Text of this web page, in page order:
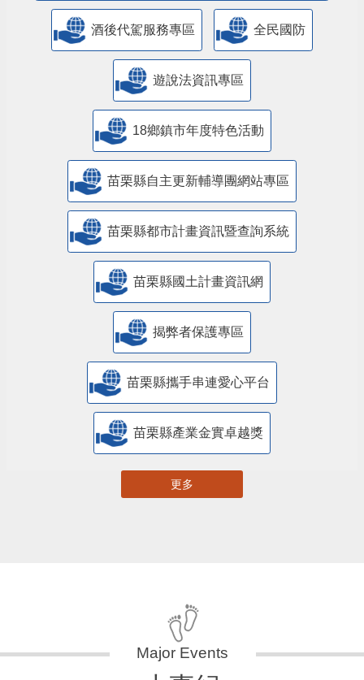
酒後代駕服務專區 全民國防
遊說法資訊專區
18鄉鎮市年度特色活動
苗栗縣自主更新輔導團網站專區
苗栗縣都市計畫資訊暨查詢系統
苗栗縣國土計畫資訊網
揭弊者保護專區
苗栗縣攜手串連愛心平台
苗栗縣產業金實卓越獎
更多